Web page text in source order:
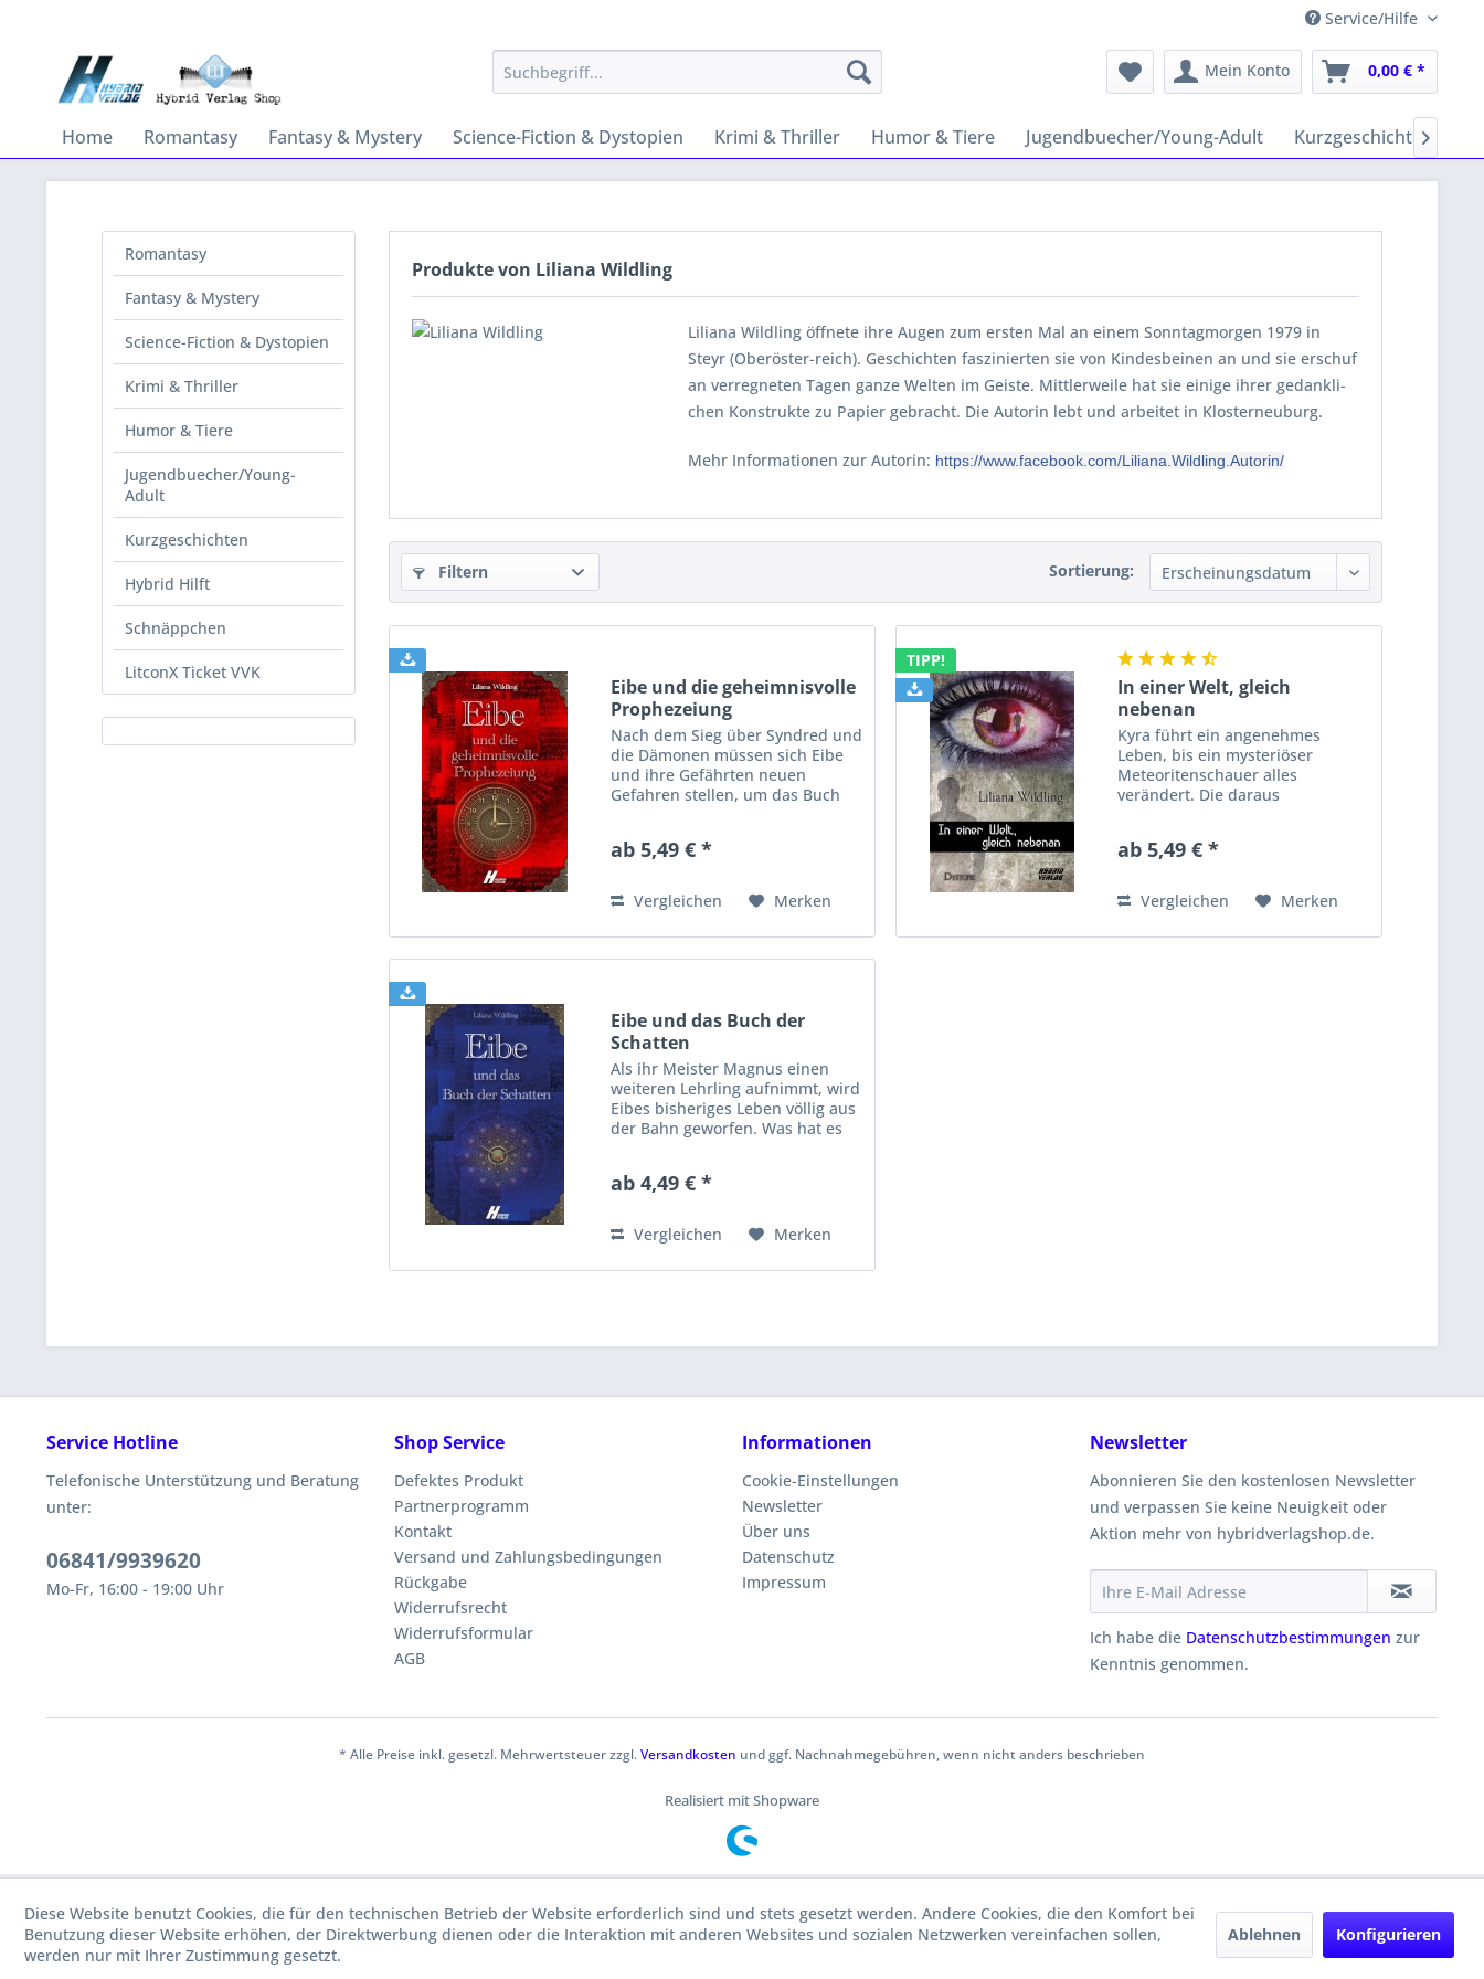
Service/Hilfe
Mein Konto 0,00 € *
Home Romantasy Fantasy & Mystery Science-Fiction & Dystopien Krimi & Thriller Humor & Tiere Jugendbuecher/Young-Adult Kurzgeschichten

Romantasy
Fantasy & Mystery
Science-Fiction & Dystopien
Krimi & Thriller
Humor & Tiere
Jugendbuecher/Young-
Adult
Kurzgeschichten
Hybrid Hilft
Schnäppchen
LitconX Ticket VVK
Produkte von Liliana Wildling
Liliana Wildling öffnete ihre Augen zum ersten Mal an einem Sonntagmorgen 1979 in
Steyr (Oberöster-reich). Geschichten faszinierten sie von Kindesbeinen an und sie erschuf
an verregneten Tagen ganze Welten im Geiste. Mittlerweile hat sie einige ihrer gedankli-
chen Konstrukte zu Papier gebracht. Die Autorin lebt und arbeitet in Klosterneuburg.
Mehr Informationen zur Autorin: https://www.facebook.com/Liliana.Wildling.Autorin/
Filtern Sortierung:
Eibe und die geheimnisvolle
Prophezeiung
Nach dem Sieg über Syndred und
die Dämonen müssen sich Eibe
und ihre Gefährten neuen
Gefahren stellen, um das Buch
Zankra, eine mächtige
ab 5,49 € *
Vergleichen Merken
TIPP!
In einer Welt, gleich
nebenan
Kyra führt ein angenehmes
Leben, bis ein mysteriöser
Meteoritenschauer alles
verändert. Die daraus
Zivilisation im Handumdrehen
wird zum...
ab 5,49 € *
Vergleichen Merken
Eibe und das Buch der
Schatten
Als ihr Meister Magnus einen
weiteren Lehrling aufnimmt, wird
Eibes bisheriges Leben völlig aus
der Bahn geworfen. Was hat es
für ein ungewöhnliches Tier, das
ab 4,49 € *
Vergleichen Merken
Service Hotline
Telefonische Unterstützung und Beratung
unter:
06841/9939620
Mo-Fr, 16:00 - 19:00 Uhr
Shop Service
Defektes Produkt
Partnerprogramm
Kontakt
Versand und Zahlungsbedingungen
Rückgabe
Widerrufsrecht
Widerrufsformular
AGB
Informationen
Cookie-Einstellungen
Newsletter
Über uns
Datenschutz
Impressum
Newsletter
Abonnieren Sie den kostenlosen Newsletter
und verpassen Sie keine Neuigkeit oder
Aktion mehr von hybridverlagshop.de.
Ich habe die Datenschutzbestimmungen zur
Kenntnis genommen.
* Alle Preise inkl. gesetzl. Mehrwertsteuer zzgl.Versandkosten und ggf. Nachnahmegebühren, wenn nicht anders beschrieben
Realisiert mit Shopware
Diese Website benutzt Cookies, die für den technischen Betrieb der Website erforderlich sind und stets gesetzt werden. Andere Cookies, die den Komfort bei
Benutzung dieser Website erhöhen, der Direktwerbung dienen oder die Interaktion mit anderen Websites und sozialen Netzwerken vereinfachen sollen,
werden nur mit Ihrer Zustimmung gesetzt.
Ablehnen Konfigurieren